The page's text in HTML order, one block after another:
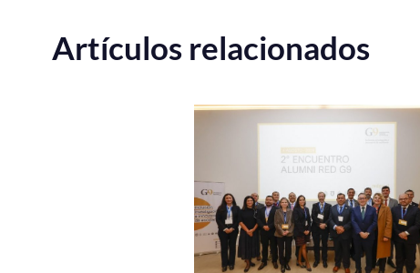
Artículos relacionados